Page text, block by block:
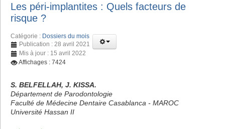
Les péri-implantites : Quels facteurs de
risque ?
Catégorie : Dossiers du mois
Publication : 28 avril 2021
Mis à jour : 15 avril 2022
Affichages : 7424
S. BELFELLAH, J. KISSA.
Département de Parodontologie
Faculté de Médecine Dentaire Casablanca - MAROC
Université Hassan II